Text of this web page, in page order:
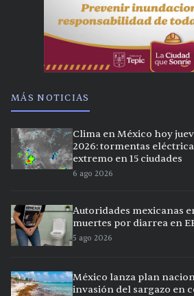
MÁS NOTICIAS
Clima en México hoy
2026: tormentas
extremo en 15 ciudades
6 ago 2026
Autoridades mexicanas
muertes por diarrea en
5 ago 2026
México lanza plan
invasión del sargazo en